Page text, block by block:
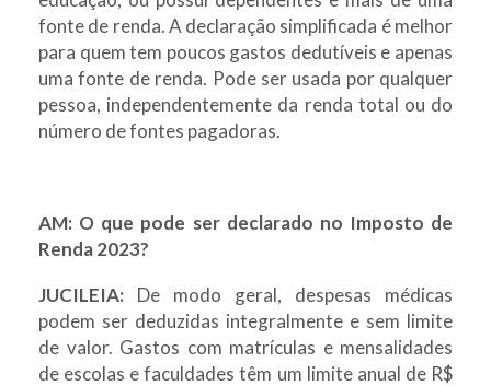
fonte de renda. A declaração simplificada é melhor
para quem tem poucos gastos dedutíveis e apenas
uma fonte de renda. Pode ser usada por qualquer
pessoa, independentemente da renda total ou do
número de fontes pagadoras.
AM: O que pode ser declarado no Imposto de
Renda 2023?
JUCILEIA: De modo geral, despesas médicas
podem ser deduzidas integralmente e sem limite
de valor. Gastos com matrículas e mensalidades
de escolas e faculdades têm um limite anual de R$